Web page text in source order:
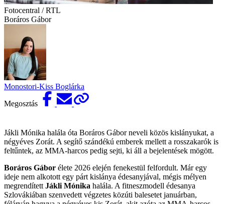
Fotocentral / RTL
Boráros Gábor
Monostori-Kiss Boglárka
Megosztás
Jákli Mónika halála óta Boráros Gábor neveli közös kislányukat, a
négyéves Zorát. A segítő szándékú emberek mellett a rosszakarók is
feltűntek, az MMA-harcos pedig sejti, ki áll a bejelentések mögött.
Boráros Gábor élete 2026 elején fenekestül felfordult. Már egy
ideje nem alkotott egy párt kislánya édesanyjával, mégis mélyen
megrendített Jákli Mónika halála. A fitneszmodell édesanya
Szlovákiában szenvedett végzetes közúti balesetet januárban,